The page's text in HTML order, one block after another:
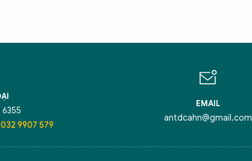
9907 579
EMAIL
antdcahn@gmail.com
giải pháp xử lý điểm nghẽn của Thủ đô